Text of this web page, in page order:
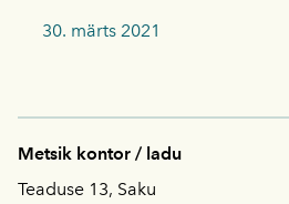
30. märts 2021
Metsik kontor / ladu
Teaduse 13, Saku